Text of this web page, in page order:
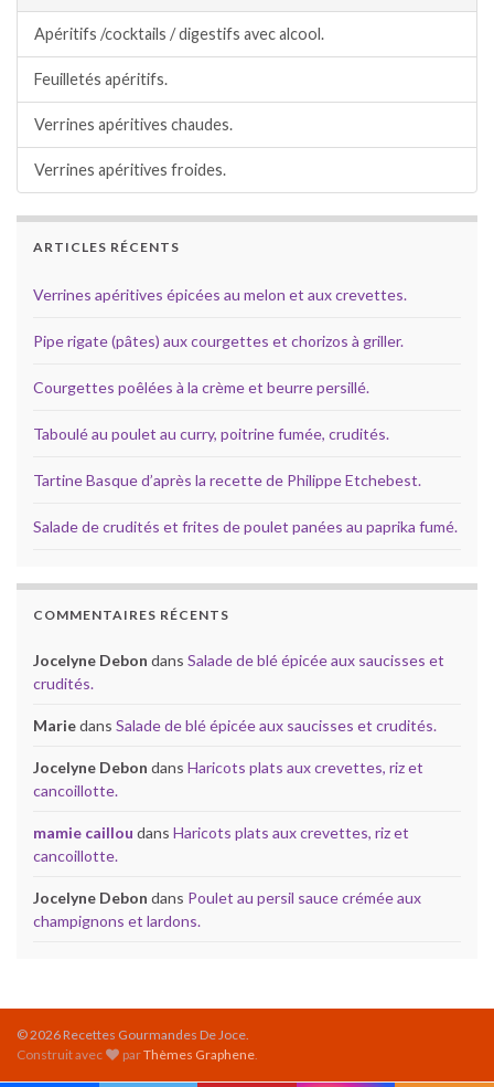
Apéritifs /cocktails / digestifs avec alcool.
Feuilletés apéritifs.
Verrines apéritives chaudes.
Verrines apéritives froides.
ARTICLES RÉCENTS
Verrines apéritives épicées au melon et aux crevettes.
Pipe rigate (pâtes) aux courgettes et chorizos à griller.
Courgettes poêlées à la crème et beurre persillé.
Taboulé au poulet au curry, poitrine fumée, crudités.
Tartine Basque d’après la recette de Philippe Etchebest.
Salade de crudités et frites de poulet panées au paprika fumé.
COMMENTAIRES RÉCENTS
Jocelyne Debon dans Salade de blé épicée aux saucisses et
crudités.
Mariedans Salade de blé épicée aux saucisses et crudités.
Jocelyne Debon dans Haricots plats aux crevettes, riz et
cancoillotte.
mamie caillou dans Haricots plats aux crevettes, riz et
cancoillotte.
Jocelyne Debon dans Poulet au persil sauce crémée aux
champignons et lardons.
© 2026 Recettes Gourmandes De Joce.
Construit avec
parThèmes Graphene